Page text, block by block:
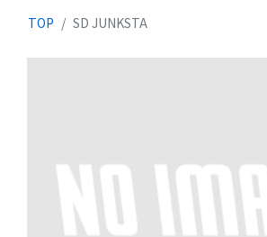
TOP SD JUNKSTA